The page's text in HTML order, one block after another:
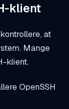
klient
at
Mange
klient.
OpenSSH